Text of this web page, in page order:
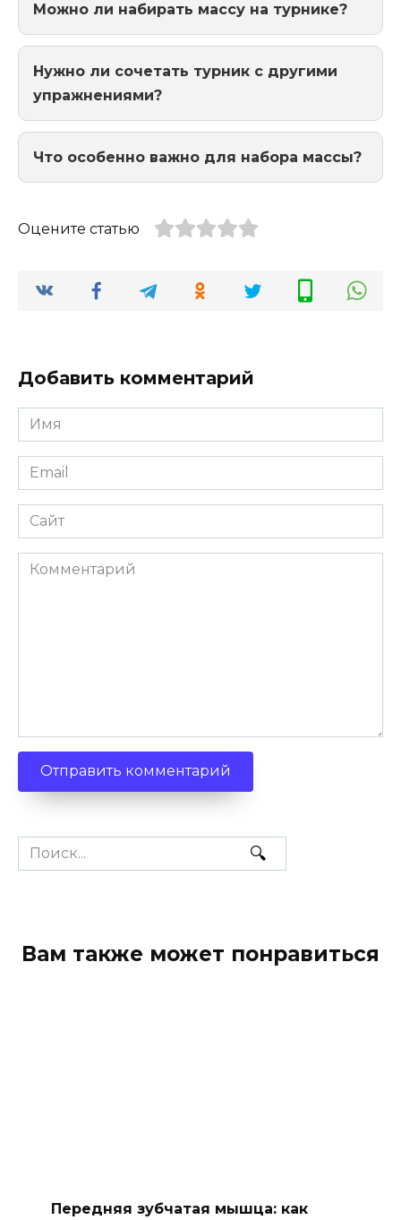
Можно ли набирать массу на турнике?
Нужно ли сочетать турник с другими
упражнениями?
Что особенно важно для набора массы?
Оцените статью
Добавить комментарий
Имя
Email
Сайт
Комментарий
Search
for:
Вам также может понравиться
Передняя зубчатая мышца: как